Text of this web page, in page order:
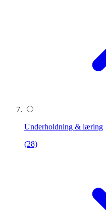
Underholdning & læring
(28)